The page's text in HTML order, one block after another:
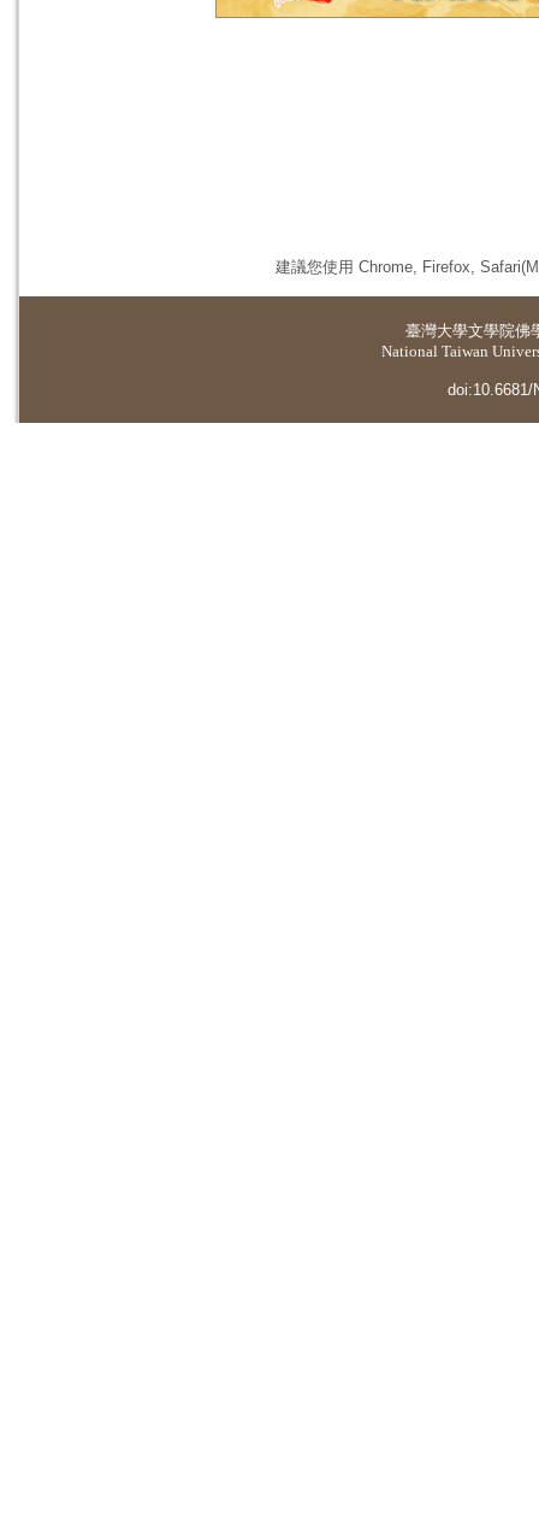
建議您使用 Chrome, Firefox,
臺灣大學文學院佛
National Taiwan
doi:10.6681/